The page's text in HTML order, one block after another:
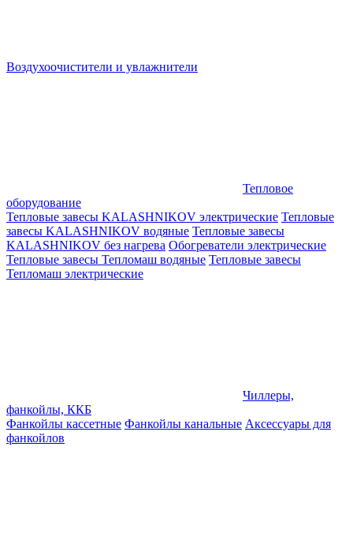
Воздухоочистители и увлажнители
Тепловое
оборудование
Тепловые завесы KALASHNIKOV электрические Тепловые
завесы KALASHNIKOV водяные Тепловые завесы
KALASHNIKOV без нагрева Обогреватели электрические
Тепловые завесы Тепломаш водяные Тепловые завесы
Тепломаш электрические
Чиллеры,
фанкойлы, ККБ
Фанкойлы кассетные Фанкойлы канальные Аксессуары для
фанкойлов